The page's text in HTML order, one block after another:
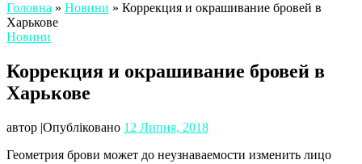
Головна » Новини » Коррекция и окрашивание бровей в
Харькове
Новини
Коррекция и окрашивание бровей в
Харькове
автор |Опубліковано 12 Липня, 2018
Геометрия брови может до неузнаваемости изменить лицо